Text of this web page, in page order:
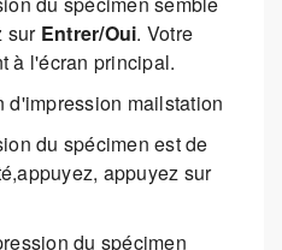
sur Entrer/Oui. Votre
à l'écran principal.
du spécimen est de
appuyez sur